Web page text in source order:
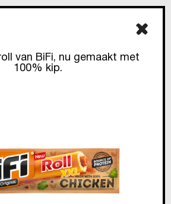
van BiFi, nu gemaakt met
100% kip.